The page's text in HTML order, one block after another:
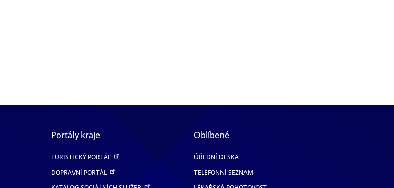
Portály kraje
TURISTICKÝ PORTÁL
DOPRAVNÍ PORTÁL
Oblíbené
ÚŘEDNÍ DESKA
TELEFONNÍ SEZNAM